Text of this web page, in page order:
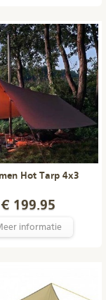
Hot Tarp 4x3
€ 199.95
informatie